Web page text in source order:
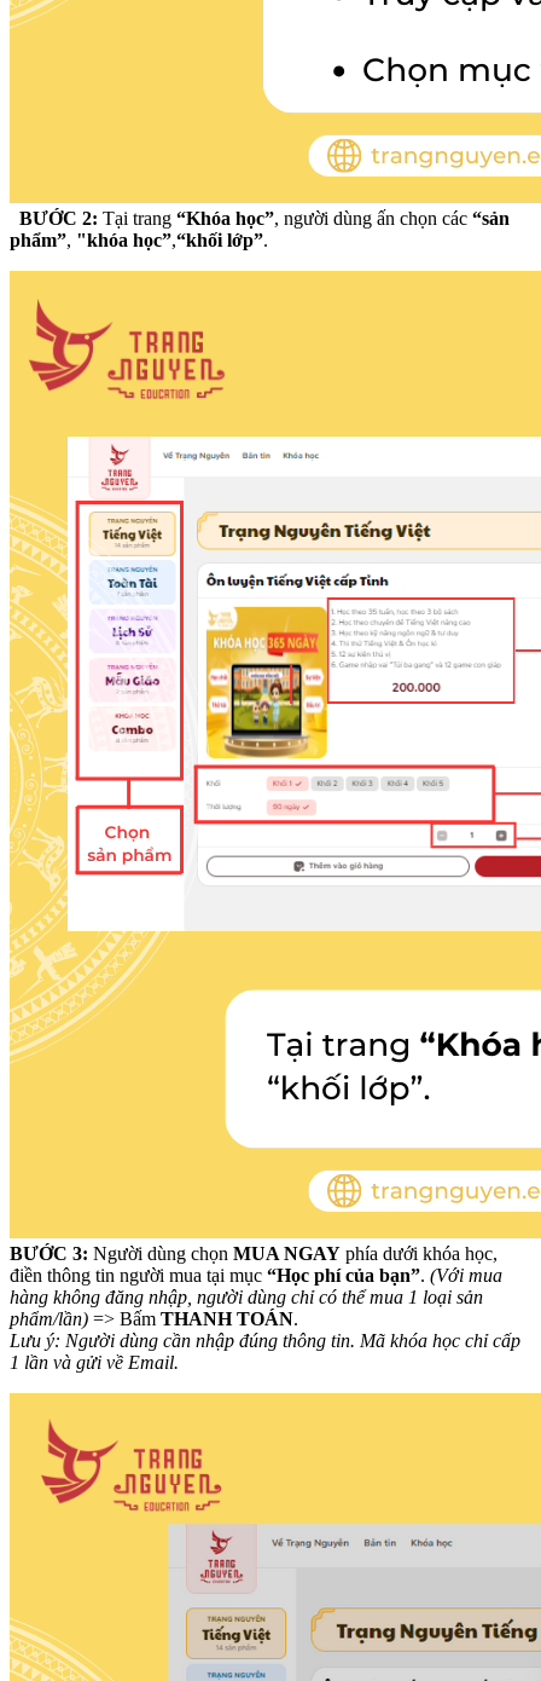
BƯỚC 2: Tại trang “Khóa học”, người dùng ấn chọn các “sản
phẩm”, "khóa học”,“khối lớp”.
BƯỚC 3: Người dùng chọn MUA NGAY phía dưới khóa học,
điền thông tin người mua tại mục “Học phí của bạn”. (Với mua
hàng không đăng nhập, người dùng chỉ có thể mua 1 loại sản
phẩm/lần) => Bấm THANH TOÁN.
Lưu ý: Người dùng cần nhập đúng thông tin. Mã khóa học chỉ cấp
1 lần và gửi về Email.